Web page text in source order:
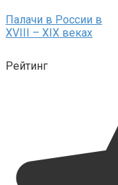
Палачи в России в
XVIII – XIX веках
Рейтинг